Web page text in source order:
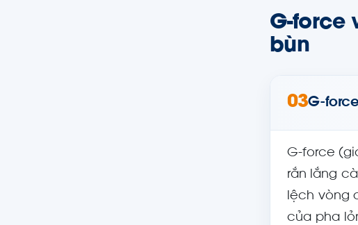
G-force
bùn
03G-
G-force
rắn lắng
lệch vòng
của pha